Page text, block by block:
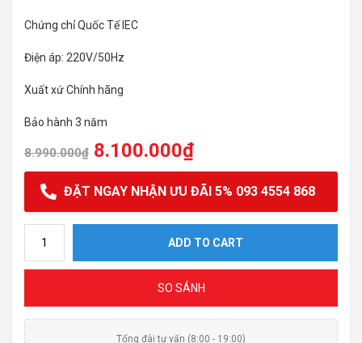
Chứng chỉ Quốc Tế IEC
Điện áp: 220V/50Hz
Xuất xứ Chính hãng
Bảo hành 3 năm
8.990.000₫ 8.100.000₫
ĐẶT NGAY NHẬN ƯU ĐÃI 5% 093 4554 868
ADD TO CART
SO SÁNH
Tổng đài tư vấn (8:00 - 19:00)